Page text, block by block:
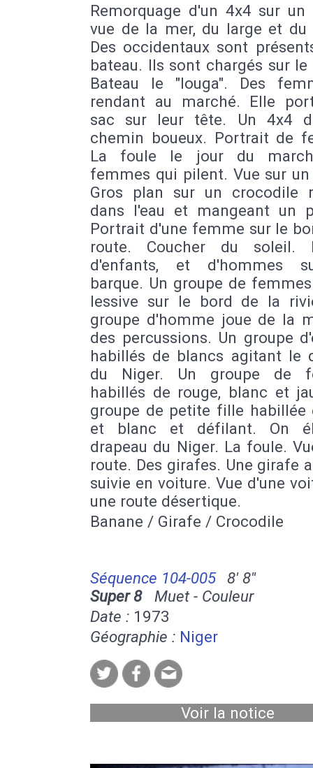
Remorquage d'un 4x4 sur un
vue de la mer, du large et du
Des occidentaux sont
bateau. Ils sont chargés sur le
Bateau le "louga". Des
rendant au marché. Elle
sac sur leur tête. Un 4x4
chemin boueux. Portrait de
La foule le jour du
femmes qui pilent. Vue sur
Gros plan sur un crocodile
dans l'eau et mangeant un
Portrait d'une femme sur le
route. Coucher du soleil.
d'enfants, et d'hommes
barque. Un groupe de
lessive sur le bord de la
groupe d'homme joue de la
des percussions. Un groupe
habillés de blancs agitant le
du Niger. Un groupe de
habillés de rouge, blanc et
groupe de petite fille habillée
et blanc et défilant. On
drapeau du Niger. La foule.
route. Des girafes. Une girafe
suivie en voiture. Vue d'une
une route désertique.
Banane / Girafe / Crocodile
Séquence 104-005
8' 8''
Super 8Muet - Couleur
Date : 1973
Géographie : Niger
Voir la notice